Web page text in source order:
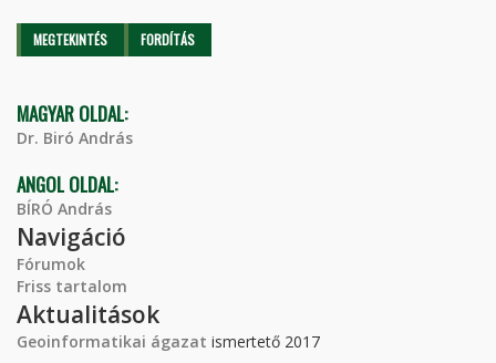
Elsődleges fülek
MEGTEKINTÉS (AKTÍVFORDÍTÁS
MAGYAR OLDAL:
Dr. Biró András
ANGOL OLDAL:
BÍRÓ András
Navigáció
Fórumok
Friss tartalom
Aktualitások
Geoinformatikai ágazat ismertető 2017